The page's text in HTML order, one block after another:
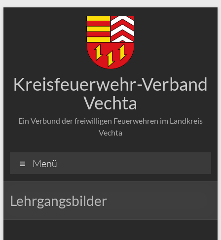
Kreisfeuerwehr-Verband
Vechta
Ein Verbund der freiwilligen Feuerwehren im Landkreis
Vechta
Menü
Lehrgangsbilder